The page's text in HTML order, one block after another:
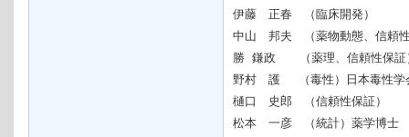
伊藤 正春 （臨床開発）
中山 邦夫 （薬物動態、信頼
勝 鎌政 （薬理、信頼性保証
野村 護 （毒性）
日本毒性
樋口 史郎 （信頼性保証）
松本 一彦 （統計） 薬学博士